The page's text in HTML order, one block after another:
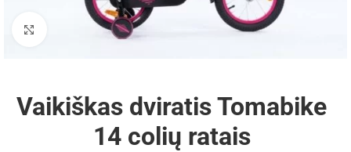
Vaikiškas dviratis Tomabike
14 colių ratais